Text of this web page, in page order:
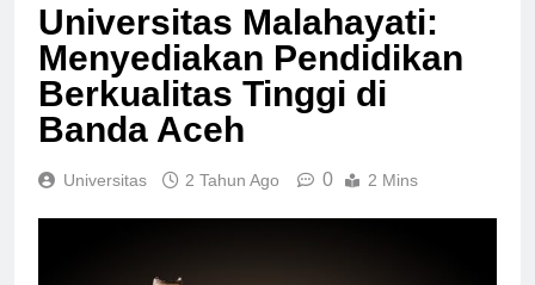
Universitas Malahayati:
Menyediakan Pendidikan
Berkualitas Tinggi di
Banda Aceh
Universitas 2 Tahun Ago 0 2 Mins